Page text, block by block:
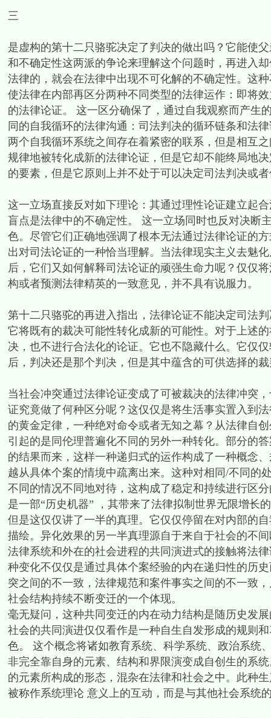
三
是虚构的第十二只骆驼决定了判决的做出吗？它能使
和不确定性这两派的争论来理解这个问题时，再进入
法律的，就会在法律中出现不可化解的不确定性。这
使法律在内部再区分两种不同类型的法律运作：即将
的法律论证。 这一区分确保了，通过自我观察而产生
同的自我循环的法律沟通：司法判决的循环链条和法
两个自我循环系统之间存在着紧密的联系，但是相互
规律地被转化成新的法律论证，但是它却不能终局地
的要素，但是它原则上并不处于可以决定司法判决或
这一立场直接反对如下理论：其通过理性论证建立起
盲点是法律中的不确定性。 这一立场同时也反对决断
色。尽管它们正确地强调了根本无法通过法律论证的
出对司法论证的一种恰当理解。当法律现实主义去魅
后，它们又如何解释司法论证的顽强生命力呢？仅仅
构或者预测法律精英的一致意见，并不具有说服力。
第十二只骆驼的再进入指出，法律论证不能决定司法
它将既有的裁决可能性转化成新的可能性。对于上述
决，也不进行合法化的论证。它也不隐藏什么。它仅
后，判决还是那个判决，但是其中蕴含的可供选择的
当社会冲突通过法律论证变成了可被裁决的法律冲突
证究竟做了何种区分呢？这仅仅是将生活事实置入到
的黄金定律，一种绝对命令或者无知之幕？从法律自
引起的是同伦理普遍化不同的另外一种转化。部分的
的结果而来，这样一种递归式的运作构成了一种概念
越从具体个案的情境中疏离出来。这种对相同/不同的
不同的情况不同地对待，这构成了稳定和持续进行区
是一部“历史机器” ，其带来了法律拟制世界无限增长
但是这仅仅讲了一半的真理。它仅仅停留在对内部的
描绘。异化效果的另一半真理源自于来自于社会的不
法律系统和外在的社会进程的共同演进式的接触将法
种变化不仅仅是通过具体个案经验的内在递归性的历
突之间的不一致，法律规范和案件事实之间的不一致
社会结构持续不断变迁的一个体现。
毫无疑问，这种共同变迁的内在动力结构是随历史发
社会的共同演进仅仅看作是一种自生自发形成的规则
色。 这个概念将诸如教育系统、科学系统、政治系统
非完全靠自身的元素、结构和界限演变成自创生的系
的元素所构成的形态，混杂在法律和社会之中。此种
被称作系统理论 意义上的互动，而是与其他社会系统